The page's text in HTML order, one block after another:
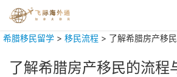
希腊移民留学 > 移民流程 > 了解希腊房产移
了解希腊房产移民的流程